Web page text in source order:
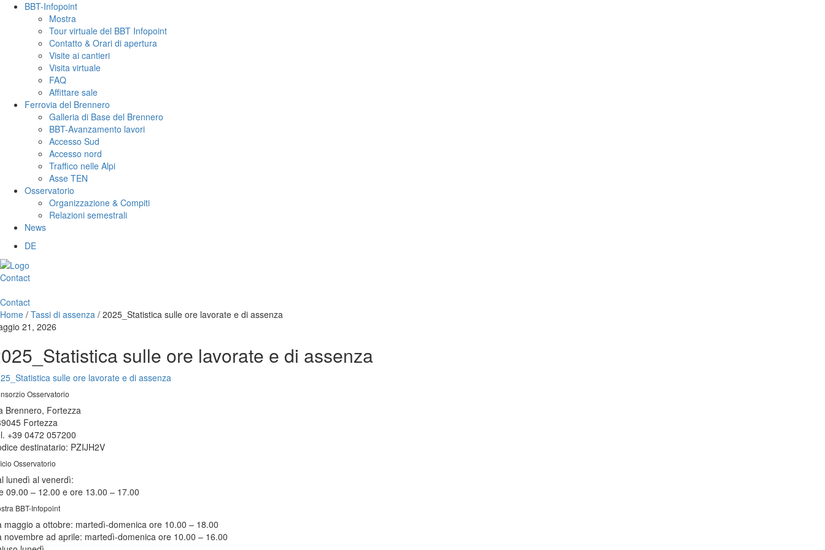
BBT-Infopoint
Mostra
Tour virtuale del BBT Infopoint
Contatto & Orari di apertura
Visite ai cantieri
Visita virtuale
FAQ
Affittare sale
Ferrovia del Brennero
Galleria di Base del Brennero
BBT-Avanzamento lavori
Accesso Sud
Accesso nord
Traffico nelle Alpi
Asse TEN
Osservatorio
Organizzazione & Compiti
Relazioni semestrali
News
DE
Contact
Contact
Home / Tassi di assenza / 2025_Statistica sulle ore lavorate e di assenza
21, 2026
sulle ore lavorate e di assenza
sulle ore lavorate e di assenza
Osservatorio
Brennero, Fortezza
Fortezza
+39 0472 057200
destinatario: PZIJH2V
Osservatorio
lunedì al venerdì:
09.00 – 12.00 e ore 13.00 – 17.00
BBT-Infopoint
maggio a ottobre: martedì-domenica ore 10.00 – 18.00
novembre ad aprile: martedì-domenica ore 10.00 – 16.00